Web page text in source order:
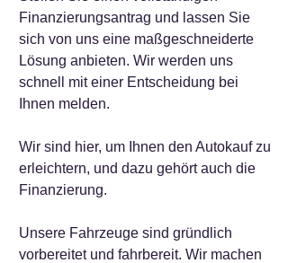
Finanzierungsantrag und lassen Sie
sich von uns eine maßgeschneiderte
Lösung anbieten. Wir werden uns
schnell mit einer Entscheidung bei
Ihnen melden.
Wir sind hier, um Ihnen den Autokauf zu
erleichtern, und dazu gehört auch die
Finanzierung.
Unsere Fahrzeuge sind gründlich
vorbereitet und fahrbereit. Wir machen